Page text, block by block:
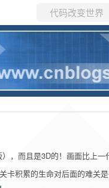
而且是3D的！画面比上一
积累的生命对后面的难关是